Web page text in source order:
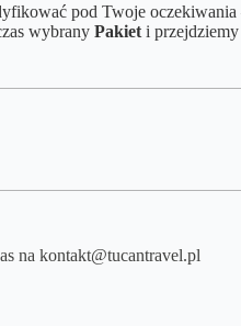
pod Twoje
wybrany Pakiet i
na kontakt@tucantravel.pl